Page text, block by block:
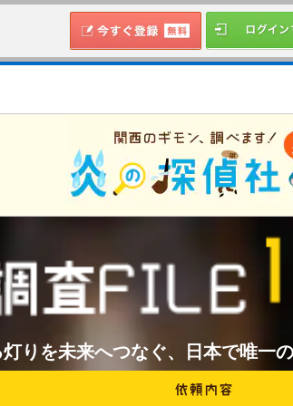
りを未来へつなぐ、日本で唯一